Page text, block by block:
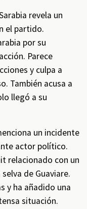
revela un
el partido.
por su
Parece
y culpa a
También acusa a
llegó a su
un incidente
actor político.
relacionado con un
de Guaviare.
y ha añadido una
situación.